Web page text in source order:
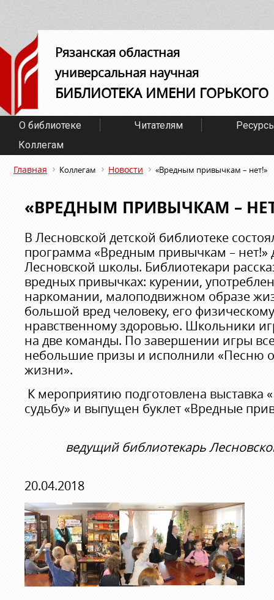
Рязанская областная
универсальная научная
БИБЛИОТЕКА ИМЕНИ ГОРЬКОГО
О библиотеке Читателям
Коллегам
Главная Коллегам Новости «Вредным привычкам – нет!»
«ВРЕДНЫМ ПРИВЫЧКАМ –
В Лесновской детской библиотеке
программа «Вредным привычкам – нет!»
Лесновской школы. Библиотекари
вредных привычках: курении,
наркомании, малоподвижном образе
большой вред человеку, его
нравственному здоровью. Школьники
на две команды. По завершении игры
небольшие призы и исполнили «Песню
жизни».
К мероприятию подготовлена выставка
судьбу» и выпущен буклет «Вредные
ведущий библиотекарь
20.04.2018